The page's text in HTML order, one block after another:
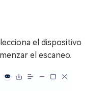
el dispositivo
el escaneo.